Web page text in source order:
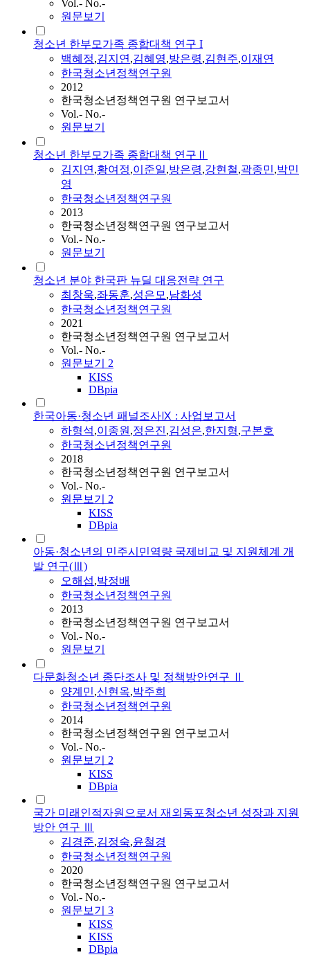
Vol.- No.-
원문보기
청소년 한부모가족 종합대책 연구 I
백혜정,김지연,김혜영,방은령,김현주,이재연
한국청소년정책연구원
2012
한국청소년정책연구원 연구보고서
Vol.- No.-
원문보기
청소년 한부모가족 종합대책 연구Ⅱ
김지연,황여정,이준일,방은령,강현철,곽종민,박민
영
한국청소년정책연구원
2013
한국청소년정책연구원 연구보고서
Vol.- No.-
원문보기
청소년 분야 한국판 뉴딜 대응전략 연구
최창욱,좌동훈,성은모,남화성
한국청소년정책연구원
2021
한국청소년정책연구원 연구보고서
Vol.- No.-
원문보기 2
KISS
DBpia
한국아동·청소년 패널조사Ⅸ : 사업보고서
하형석,이종원,정은진,김성은,한지형,구본호
한국청소년정책연구원
2018
한국청소년정책연구원 연구보고서
Vol.- No.-
원문보기 2
KISS
DBpia
아동·청소년의 민주시민역량 국제비교 및 지원체계 개
발 연구(Ⅲ)
오해섭,박정배
한국청소년정책연구원
2013
한국청소년정책연구원 연구보고서
Vol.- No.-
원문보기
다문화청소년 종단조사 및 정책방안연구 Ⅱ
양계민,신현옥,박주희
한국청소년정책연구원
2014
한국청소년정책연구원 연구보고서
Vol.- No.-
원문보기 2
KISS
DBpia
국가 미래인적자원으로서 재외동포청소년 성장과 지원
방안 연구 Ⅲ
김경준,김정숙,윤철경
한국청소년정책연구원
2020
한국청소년정책연구원 연구보고서
Vol.- No.-
원문보기 3
KISS
KISS
DBpia